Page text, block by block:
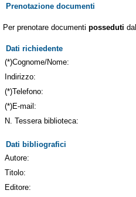
Prenotazione documenti
Per prenotare documenti posseduti
Dati richiedente
(*)Cognome/Nome:
Indirizzo:
(*)Telefono:
(*)E-mail:
N. Tessera biblioteca:
Dati bibliografici
Autore:
Titolo:
Editore: